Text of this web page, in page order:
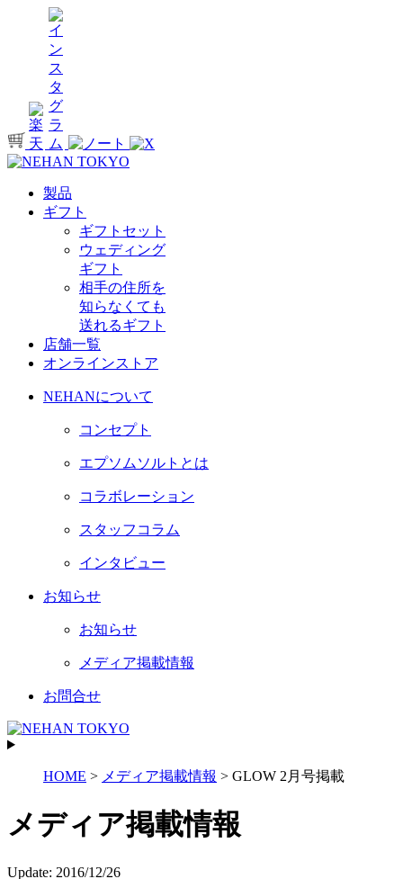
製品
ギフト
ギフトセット
ウェディング
ギフト
相手の住所を
知らなくても
送れるギフト
店舗一覧
オンラインストア
NEHANについて
コンセプト
エプソムソルトとは
コラボレーション
スタッフコラム
インタビュー
お知らせ
お知らせ
メディア掲載情報
お問合せ
HOME > メディア掲載情報 > GLOW 2月号掲載
メディア掲載情報
Update: 2016/12/26